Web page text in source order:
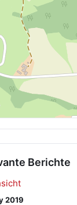
Berichte
2019